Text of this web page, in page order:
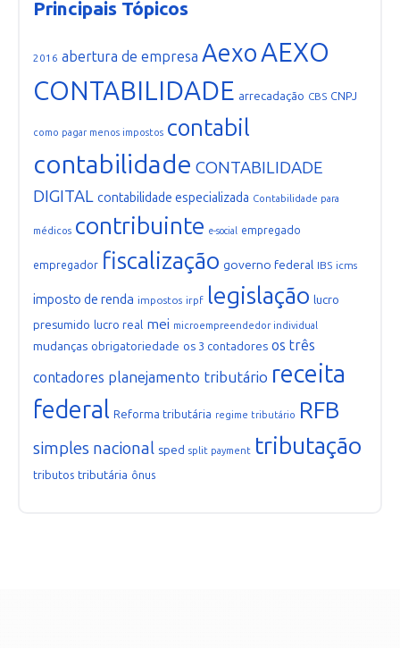
Principais Tópicos
2016 abertura de empresa AexoAEXO
CONTABILIDADE arrecadação CBS CNPJ
como pagar menos impostos contabil
contabilidade CONTABILIDADE
DIGITAL contabilidade especializada Contabilidade para
médicos contribuinte e-social empregado
empregador fiscalização governo federal IBS icms
imposto de renda impostos irpf legislação lucro
presumido lucro real mei microempreendedor individual
mudanças obrigatoriedade os 3 contadores os três
contadores planejamento tributário receita
federal Reforma tributária regime tributário RFB
simples nacional sped split payment tributação
tributos tributária ônus